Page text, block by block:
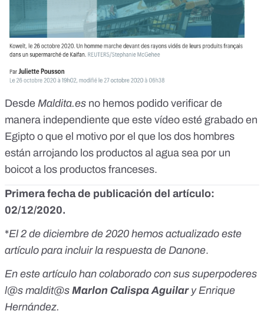
Desde Maldita.es no hemos podido verificar de
manera independiente que este vídeo esté grabado en
Egipto o que el motivo por el que los dos hombres
están arrojando los productos al agua sea por un
boicot a los productos franceses.
Primera fecha de publicación del artículo:
02/12/2020.
*El 2 de diciembre de 2020 hemos actualizado este
artículo para incluir la respuesta de Danone.
En este artículo han colaborado con sus superpoderes
l@s maldit@s Marlon Calispa Aguilar y Enrique
Hernández.